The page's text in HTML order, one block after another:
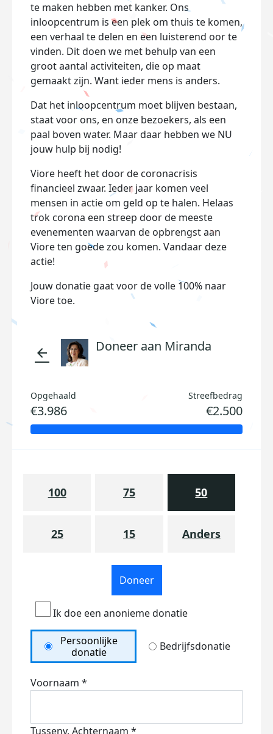
te maken hebben met kanker. Ons
inloopcentrum is een plek om thuis te komen,
een verhaal te delen en een luisterend oor te
vinden. Dit doen we met behulp van een
groot aantal activiteiten, die op maat
gemaakt zijn. Want ieder mens is anders.
Dat het inloopcentrum moet blijven bestaan,
staat voor ons, en onze bezoekers, als een
paal boven water. Maar daar hebben we NU
jouw hulp bij nodig!
Viore heeft het door de coronacrisis
financieel zwaar. Ieder jaar komen veel
mensen in actie om geld op te halen. Helaas
trok corona een streep door de meeste
evenementen waarvan de opbrengst aan
Viore ten goede zou komen. Vandaar deze
actie!
Jouw donatie gaat voor de volle 100% naar
Viore toe.
arrow_back Doneer aan Miranda
Opgehaald
€3.986
Streefbedrag
€2.500
100 75 50
25 15 Anders
Doneer
Ik doe een anonieme donatie
Persoonlijke
donatie
Bedrijfsdonatie
Voornaam *
Tussenv. Achternaam *